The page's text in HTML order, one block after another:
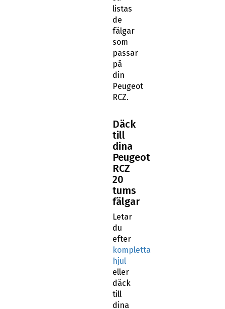
listas
de
fälgar
som
passar
på
din
Peugeot
RCZ.
Däck
till
dina
Peugeot
RCZ
20
tums
fälgar
Letar
du
efter
kompletta
hjul
eller
däck
till
dina